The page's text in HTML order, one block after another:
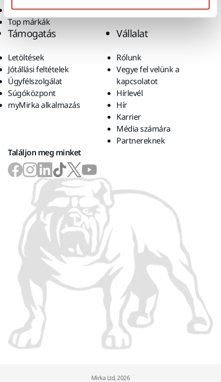
Szuperkoptató anyagok
Top márkák
Támogatás
Letöltések
Jótállási feltételek
Ügyfélszolgálat
Súgóközpont
myMirka alkalmazás
Vállalat
Rólunk
Vegye fel velünk a
kapcsolatot
Hírlevél
Hír
Karrier
Média számára
Partnereknek
Találjon meg minket
Mirka Ltd, 2026